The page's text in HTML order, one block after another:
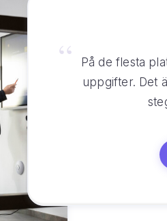
På de flesta
uppgifter. Det